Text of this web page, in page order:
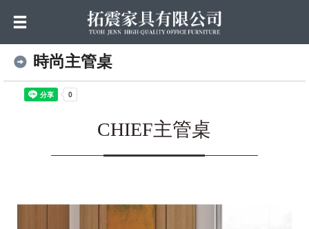
時尚主管桌
CHIEF主管桌